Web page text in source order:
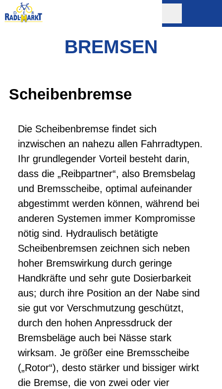
BREMSEN
Scheibenbremse
Die Scheibenbremse findet sich
inzwischen an nahezu allen Fahrradtypen.
Ihr grundlegender Vorteil besteht darin,
dass die „Reibpartner“, also Bremsbelag
und Bremsscheibe, optimal aufeinander
abgestimmt werden können, während bei
anderen Systemen immer Kompromisse
nötig sind. Hydraulisch betätigte
Scheibenbremsen zeichnen sich neben
hoher Bremswirkung durch geringe
Handkräfte und sehr gute Dosierbarkeit
aus; durch ihre Position an der Nabe sind
sie gut vor Verschmutzung geschützt,
durch den hohen Anpressdruck der
Bremsbeläge auch bei Nässe stark
wirksam. Je größer eine Bremsscheibe
(„Rotor“), desto stärker und bissiger wirkt
die Bremse, die von zwei oder vier